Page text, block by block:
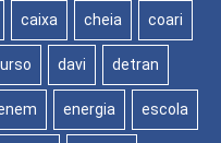
caixa cheia coari
davi detran
energia escola